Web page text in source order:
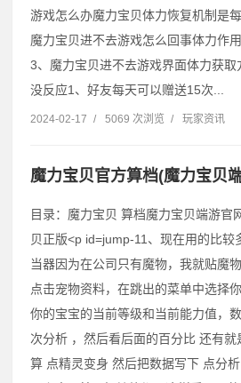
游戏怎么办魔力宝贝体力恢复机制是
魔力宝贝进不去游戏怎么回事体力作
3、魔力宝贝进不去游戏界面体力获
没反应1、好友每天可以赠送15次...
2024-02-17 / 5069 次浏览 / 玩家资讯
魔力宝贝官方算档(魔力宝贝
目录：魔力宝贝 算档魔力宝贝端游官
贝正版˂p id=jump-11、现在用的比较
当器因为在公司只有魔物，我就贴魔
点击宠物资料，在跳出的菜单中选择
你的宝宝的当前等级和当前能力值，
次分析 ，然后看后面的百分比 还有
算 点精灵变身 然后把数据写下 点分